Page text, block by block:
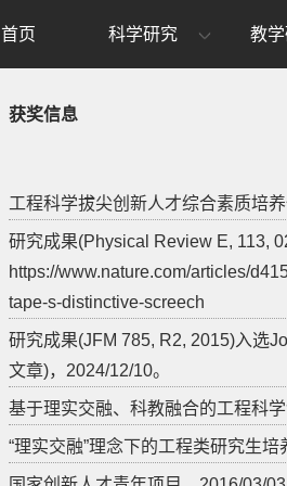
首页 科学研究 教
获奖信息
工程科学拔尖创新人才综合素质培
研究成果(Physical Review E, 113,
https://www.nature.com/articles/
tape-s-distinctive-screech
研究成果(JFM 785, R2, 2015)入选
文章)，2024/12/10。
基于理实交融、科教融合的工程科
“理实交融”理念下的工程类研究生